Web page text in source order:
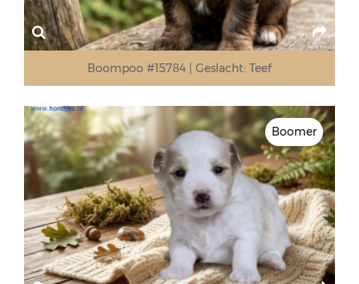
Boompoo #15784 Geslacht: Teef
Boomer